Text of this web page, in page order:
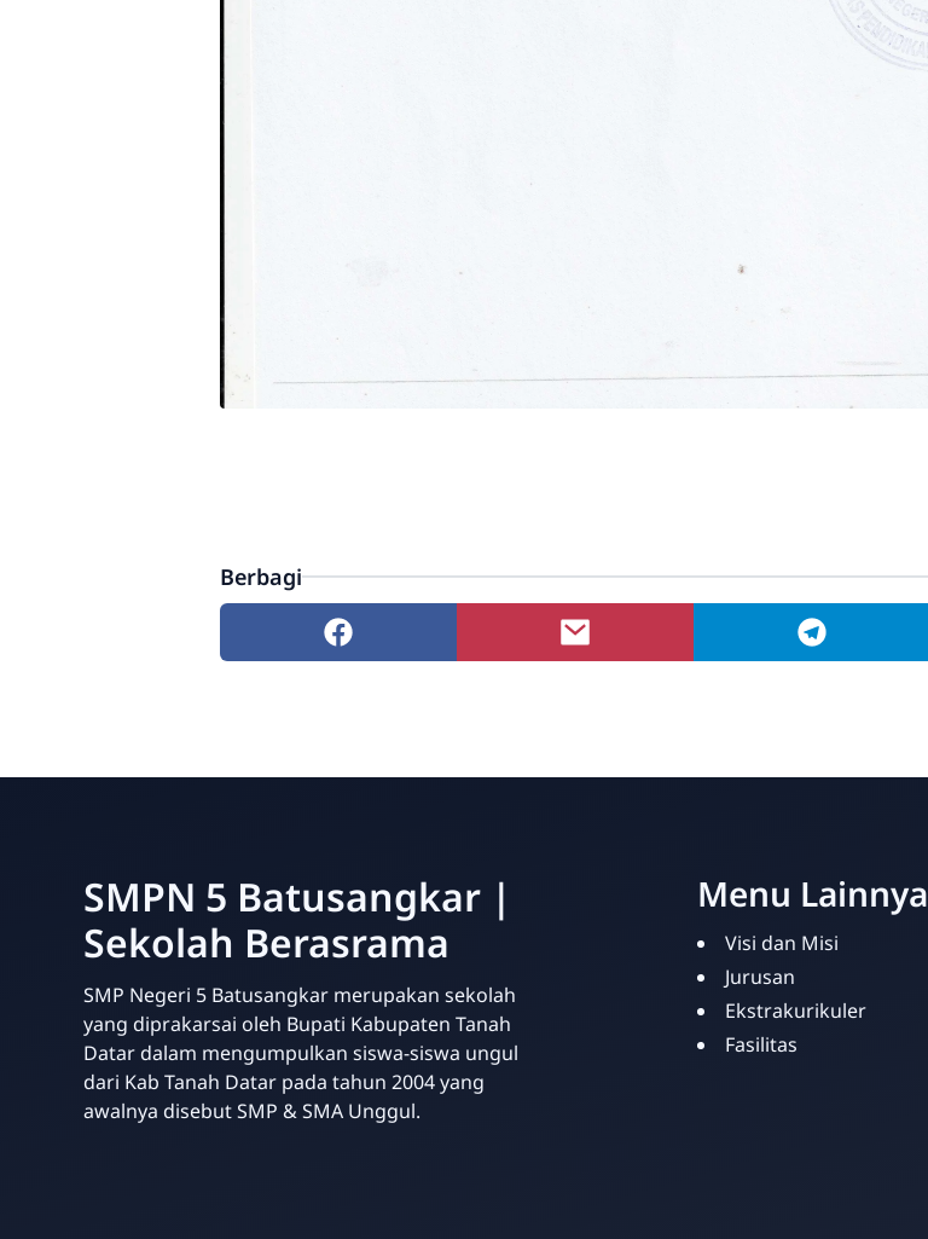
Berbagi
SMPN 5 Batusangkar |
Sekolah Berasrama
SMP Negeri 5 Batusangkar merupakan sekolah
yang diprakarsai oleh Bupati Kabupaten Tanah
Datar dalam mengumpulkan siswa-siswa ungul
dari Kab Tanah Datar pada tahun 2004 yang
awalnya disebut SMP & SMA Unggul.
Menu Lainnya
Visi dan Misi
Jurusan
Ekstrakurikuler
Fasilitas